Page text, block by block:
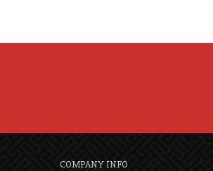
COMPANY INFO